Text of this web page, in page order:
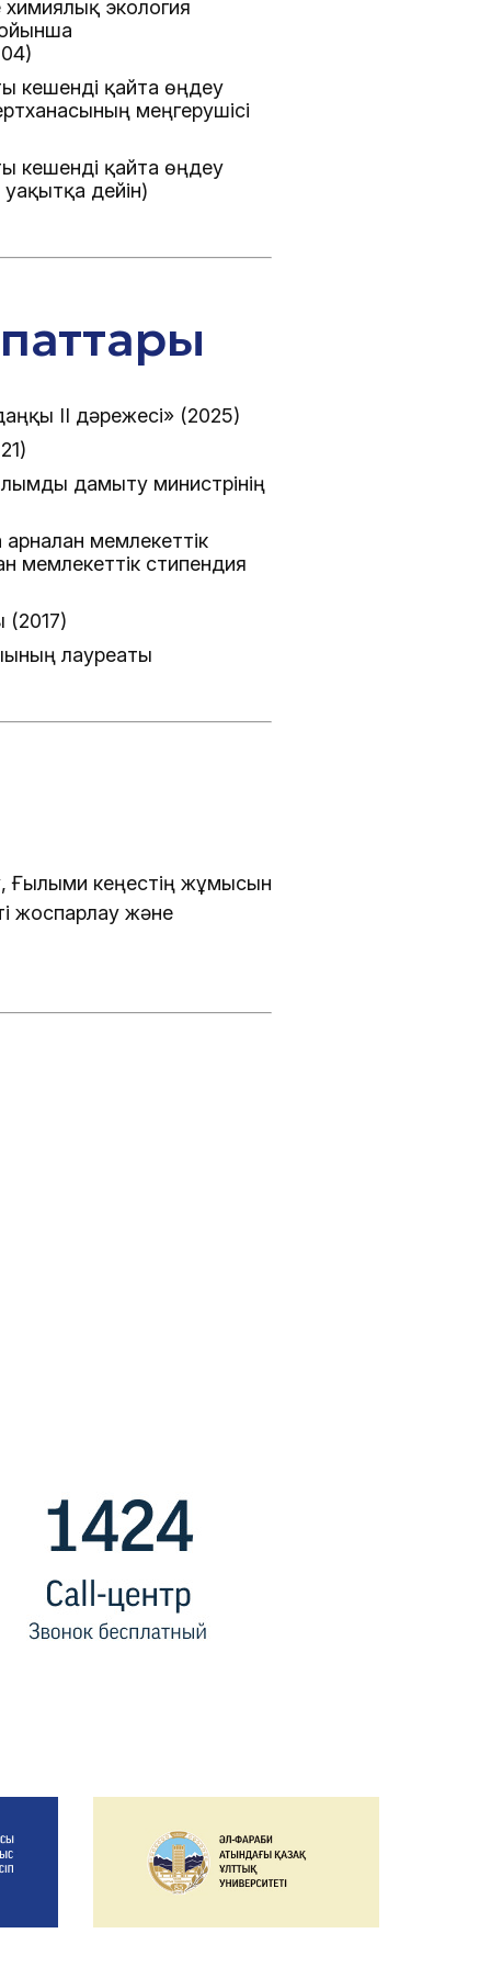
экология
кешенді қайта өңдеу
меңгерушісі
кешенді қайта өңдеу
дейін)
II дәрежесі» (2025)
дамыту министрінің
мемлекеттік
мемлекеттік стипендия
(2017)
лауреаты
Ғылыми кеңестің жұмысын
жоспарлау және